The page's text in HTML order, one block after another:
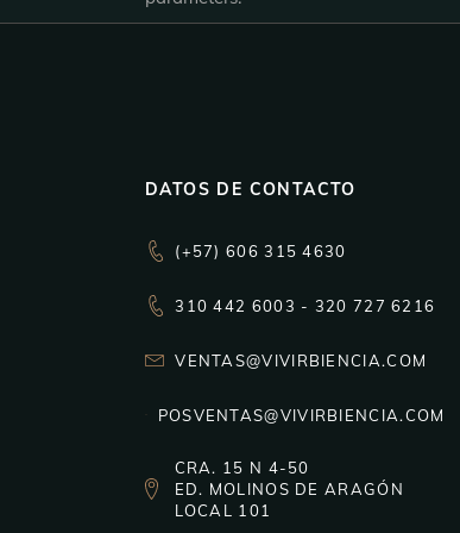
DATOS DE CONTACTO
(+57) 606 315 4630
310 442 6003 - 320 727 6216
VENTAS@VIVIRBIENCIA.COM
POSVENTAS@VIVIRBIENCIA.COM
CRA. 15 N 4-50
ED. MOLINOS DE ARAGÓN
LOCAL 101